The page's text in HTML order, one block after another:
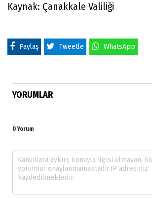
Kaynak: Çanakkale Valiliği
Paylaş Tweetle WhatsApp
YORUMLAR
0 Yorum